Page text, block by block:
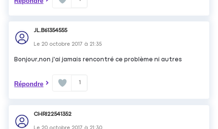
JL.B61354555
Le 20 octobre 2017 à 21:35
Bonjour,non j'ai jamais rencontré ce problème ni autres
Répondre 1
CHRI22541352
Le 20 octobre 2017 à 21:30